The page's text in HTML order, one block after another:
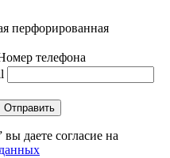
перфорированная
телефона
Отправить
даете согласие на